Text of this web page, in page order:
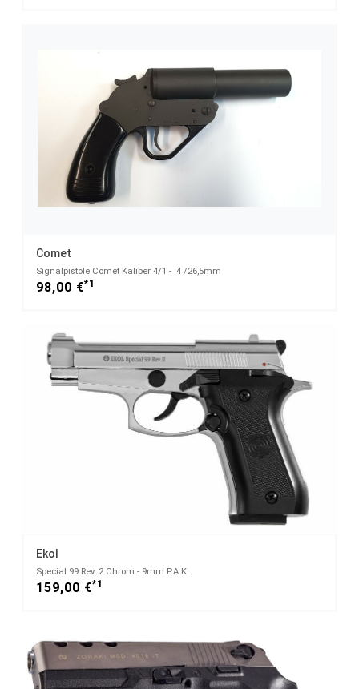
Comet
Signalpistole Comet Kaliber 4/1 - .4 /26,5mm
98,00 €*1
Ekol
Special 99 Rev. 2 Chrom - 9mm P.A.K.
159,00 €*1